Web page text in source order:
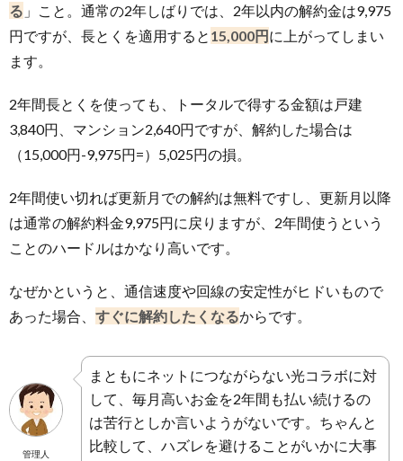
る 」こと。通常の2年しばりでは、2年以内の解約金は9,975
円ですが、長とくを適用すると 15,000円に上がってしまい
ます。
2年間長とくを使っても、トータルで得する金額は戸建
3,840円、マンション2,640円ですが、解約した場合は
（15,000円-9,975円=）5,025円の損。
2年間使い切れば更新月での解約は無料ですし、更新月以降
は通常の解約料金9,975円に戻りますが、2年間使うという
ことのハードルはかなり高いです。
なぜかというと、通信速度や回線の安定性がヒドいもので
あった場合、 すぐに解約したくなるからです。
管理人
まともにネットにつながらない光コラボに対
して、毎月高いお金を2年間も払い続けるの
は苦行としか言いようがないです。ちゃんと
比較して、ハズレを避けることがいかに大事